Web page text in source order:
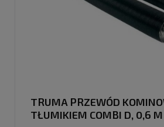
TRUMA PRZEWÓD
TŁUMIKIEM COMBI D, 0,6 M